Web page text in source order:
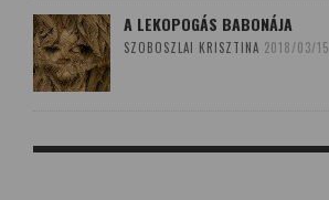
A LEKOPOGÁS BABONÁJA
SZOBOSZLAI KRISZTINA 2018/03/15